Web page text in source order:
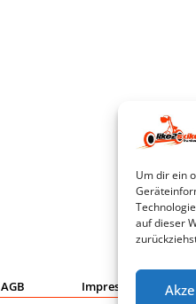
Um dir ein
auf dieser
AGB Impressum